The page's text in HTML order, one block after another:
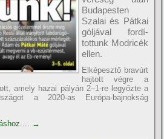
Budapesten
Szalai és Pátkai
góljával fordí­
tottunk Modricék
ellen.
Elképesztő bravúrt
hajtott végre a
amely hazai pályán 2–1-re legyőzte a
a 2020-as Európa-bajnokság
→